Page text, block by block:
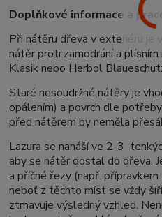
Doplňkové informace a
Při nátěru dřeva v exteriéru je
nátěr proti zamodrání a
Klasik nebo Herbol
Staré nesoudržné nátěry je
opálením) a povrch dle
před nátěrem by neměla
Lazura se nanáší ve 2-3
aby se nátěr dostal do dřeva.
a příčné řezy (např.
neboť z těchto míst se vždy
ztmavuje výsledný vzhled.